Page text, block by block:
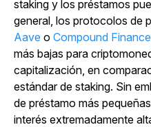
staking y los préstamos
general, los protocolos de
Aave o Compound Finance
más bajas para
capitalización, en
estándar de staking. Sin
de préstamo más
interés extremadamente